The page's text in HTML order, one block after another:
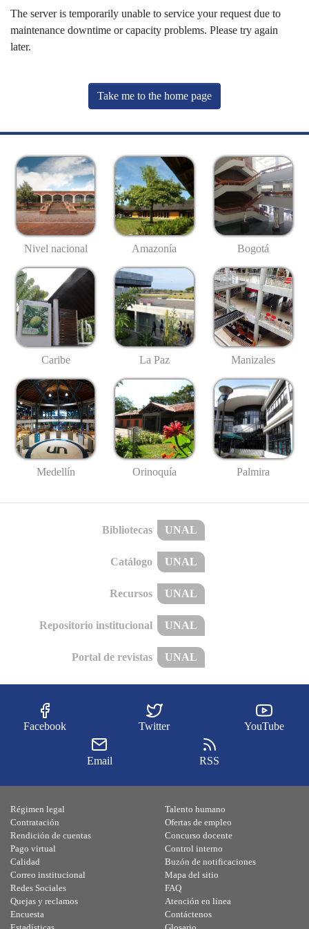
The server is temporarily unable to service your request due to
maintenance downtime or capacity problems. Please try again
later.
Take me to the home page
Nivel nacional Amazonía Bogotá
Caribe La Paz Manizales
Medellín Orinoquía Palmira
Bibliotecas UNAL
Catálogo UNAL
Recursos UNAL
Repositorio institucional UNAL
Portal de revistas UNAL
Facebook Twitter YouTube
Email RSS
Régimen legal
Contratación
Rendición de cuentas
Pago virtual
Calidad
Talento humano
Ofertas de empleo
Concurso docente
Control interno
Buzón de notificaciones
Correo institucional
Redes Sociales
Quejas y reclamos
Encuesta
Mapa del sitio
FAQ
Atención en línea
Contáctenos